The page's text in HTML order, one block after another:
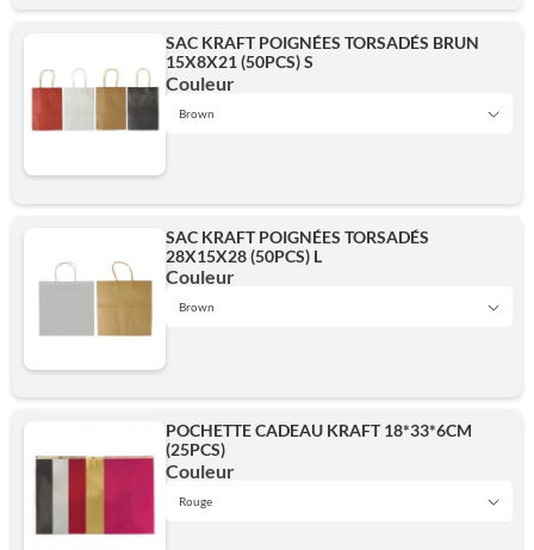
Brown
White
SAC KRAFT POIGNÉES TORSADÉS BRUN
15X8X21 (50PCS) S
Couleur
Brown
Brown
White
SAC KRAFT POIGNÉES TORSADÉS
28X15X28 (50PCS) L
Couleur
Brown
White
POCHETTE CADEAU KRAFT 18*33*6CM
(25PCS)
Couleur
Rouge